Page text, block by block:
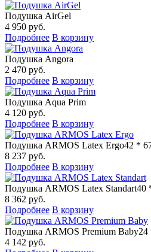
Подушка AirGel
4 950 руб.
Подробнее В корзину
Подушка Angora
2 470 руб.
Подробнее В корзину
Подушка Aqua Prim
4 120 руб.
Подробнее В корзину
Подушка ARMOS Latex Ergo42 *
8 237 руб.
Подробнее В корзину
Подушка ARMOS Latex Standart40
8 362 руб.
Подробнее В корзину
Подушка ARMOS Premium Baby24
4 142 руб.